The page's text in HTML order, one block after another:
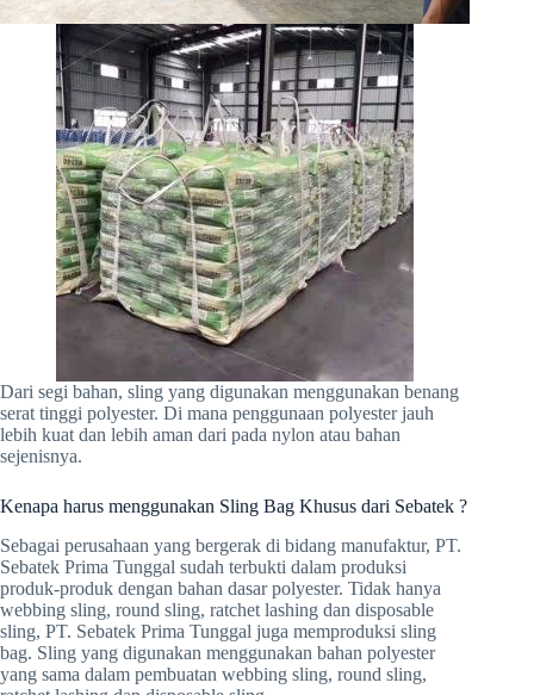
Dari segi bahan, sling yang digunakan menggunakan benang
serat tinggi polyester. Di mana penggunaan polyester jauh
lebih kuat dan lebih aman dari pada nylon atau bahan
sejenisnya.
Kenapa harus menggunakan Sling Bag Khusus dari Sebatek ?
Sebagai perusahaan yang bergerak di bidang manufaktur, PT.
Sebatek Prima Tunggal sudah terbukti dalam produksi
produk-produk dengan bahan dasar polyester. Tidak hanya
webbing sling, round sling, ratchet lashing dan disposable
sling, PT. Sebatek Prima Tunggal juga memproduksi sling
bag. Sling yang digunakan menggunakan bahan polyester
yang sama dalam pembuatan webbing sling, round sling,